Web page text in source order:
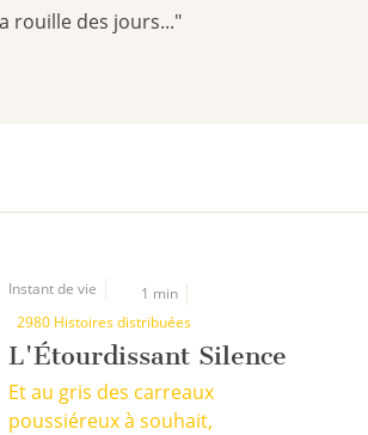
rouille des jours..."
Instant de vie
1 min
2980 Histoires distribuées
L'Étourdissant Silence
Et au gris des carreaux
poussiéreux à souhait,